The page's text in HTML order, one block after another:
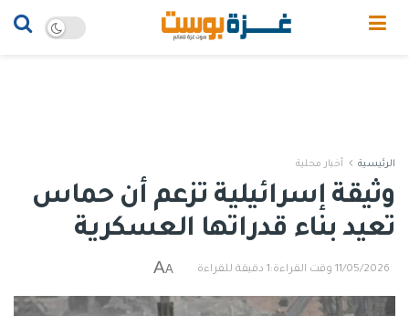
الرئيسية أخبار محلية
وثيقة إسرائيلية تزعم أن حماس
تعيد بناء قدراتها العسكرية
11/05/2026 وقت القراءة:1 دقيقة للقراءة A
A